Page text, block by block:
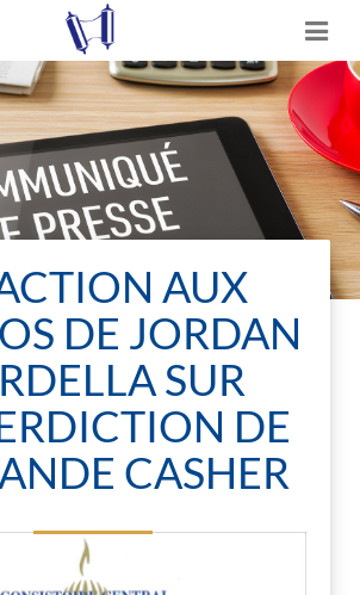
AUX
DE JORDAN
SUR
DE
CASHER